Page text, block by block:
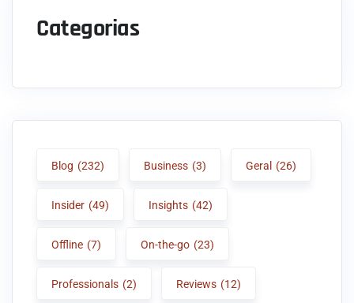
Categorias
Blog (232) Business (3) Geral (26)
Insider (49) Insights (42)
Offline (7) On-the-go (23)
Professionals (2) Reviews (12)